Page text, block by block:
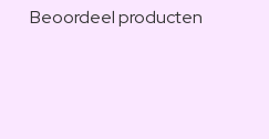
Beoordeel producten